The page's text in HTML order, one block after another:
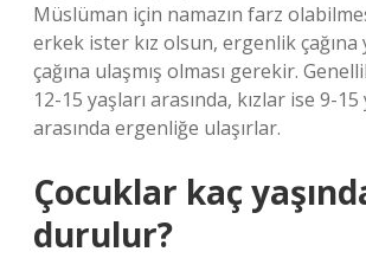
Müslüman için namazın farz
erkek ister kız olsun, ergenlik
çağına ulaşmış olması gerekir.
12-15 yaşları arasında, kızlar ise 9-15
arasında ergenliğe ulaşırlar.
Çocuklar kaç
durulur?